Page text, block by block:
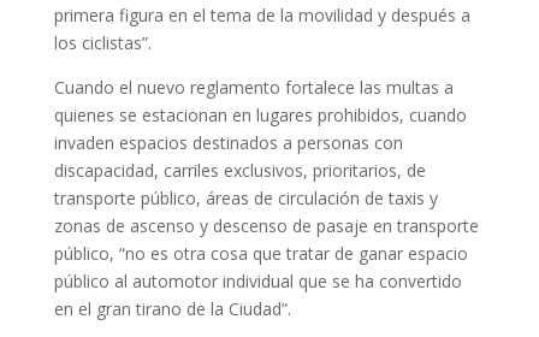
primera figura en el tema de la movilidad y después a
los ciclistas”.
Cuando el nuevo reglamento fortalece las multas a
quienes se estacionan en lugares prohibidos, cuando
invaden espacios destinados a personas con
discapacidad, carriles exclusivos, prioritarios, de
transporte público, áreas de circulación de taxis y
zonas de ascenso y descenso de pasaje en transporte
público, “no es otra cosa que tratar de ganar espacio
público al automotor individual que se ha convertido
en el gran tirano de la Ciudad”.